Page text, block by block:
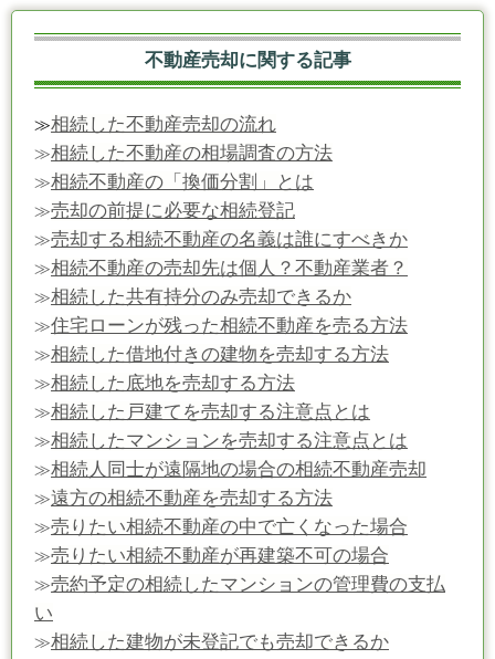
不動産売却に関する記事
≫相続した不動産売却の流れ
≫相続した不動産の相場調査の方法
≫相続不動産の「換価分割」とは
≫売却の前提に必要な相続登記
≫売却する相続不動産の名義は誰にすべきか
≫相続不動産の売却先は個人？不動産業者？
≫相続した共有持分のみ売却できるか
≫住宅ローンが残った相続不動産を売る方法
≫相続した借地付きの建物を売却する方法
≫相続した底地を売却する方法
≫相続した戸建てを売却する注意点とは
≫相続したマンションを売却する注意点とは
≫相続人同士が遠隔地の場合の相続不動産売却
≫遠方の相続不動産を売却する方法
≫売りたい相続不動産の中で亡くなった場合
≫売りたい相続不動産が再建築不可の場合
≫売約予定の相続したマンションの管理費の支払
い
≫相続した建物が未登記でも売却できるか